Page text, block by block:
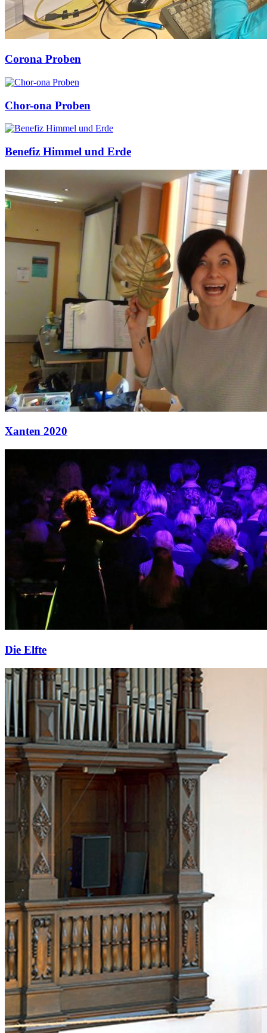
Corona Proben
Chor-ona Proben
Benefiz Himmel und Erde
Xanten 2020
Die Elfte